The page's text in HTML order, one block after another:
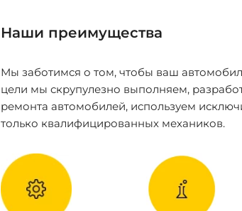
Наши преимущества
Мы заботимся о том, чтобы ваш
цели мы скрупулезно выполняем,
ремонта автомобилей, используем
только квалифицированных механиков.